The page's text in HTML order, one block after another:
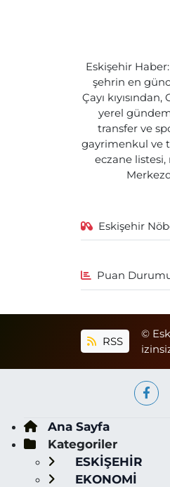
Eskişehir
şehrin en
Çayı
yerel gündem
transfer ve
gayrimenkul ve
eczane
Eskişehir
Puan
RSS
©
Ana Sayfa
Kategoriler
ESKİŞEHİR
EKONOMİ